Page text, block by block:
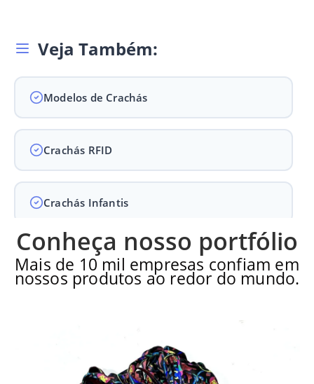
Veja Também:
Modelos de Crachás
Crachás RFID
Crachás Infantis
Crachás para Empresas
Perguntas Frequentes
Conheça nosso portfólio
Mais de 10 mil empresas confiam em
nossos produtos ao redor do mundo.